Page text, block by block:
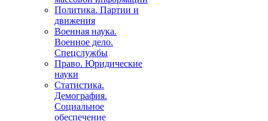
Политика. Партии и
движения
Военная наука.
Военное дело.
Спецслужбы
Право. Юридические
науки
Статистика.
Демография.
Социальное
обеспечение